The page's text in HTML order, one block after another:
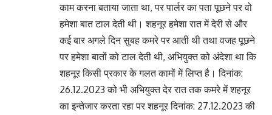
काम करना बताया जाता था, पर पार्लर का पता पूछने पर वो
हमेशा बात टाल देती थी। शहनूर हमेशा रात में देरी से और
कई बार अगले दिन सुबह कमरे पर आती थी तथा वजह पूछने
पर हमेशा बातों को टाल देती थी, अभियुक्त को अंदेशा था कि
शहनूर किसी प्रकार के गलत कामों में लिप्त है। दिनांक:
26.12.2023 को भी अभियुक्त देर रात तक कमरे में शहनूर
का इन्तेजार करता रहा पर शहनूर दिनांक: 27.12.2023 की